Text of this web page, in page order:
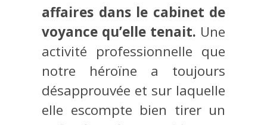
affaires dans le cabinet de
voyance qu’elle tenait. Une
activité professionnelle que
notre héroïne a toujours
désapprouvée et sur laquelle
elle escompte bien tirer un